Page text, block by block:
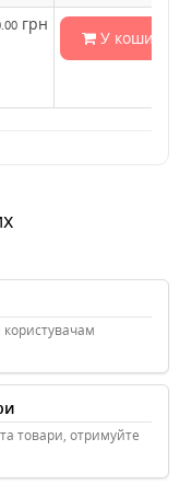
грн
У кошик
товари, отримуйте